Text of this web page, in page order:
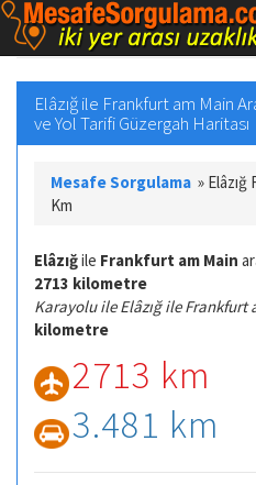
Elâzığ ile Frankfurt am Main
ve Yol Tarifi Güzergah Haritası
Mesafe Sorgulama » Elâzığ
Km
Elâzığile Frankfurt am Main
2713 kilometre
Karayolu ile Elâzığ ile Frankfurt
kilometre
2713 km
3.481 km